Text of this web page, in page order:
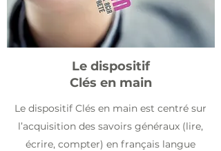
Le dispositif
Clés en main
Le dispositif Clés en main est centré sur
l’acquisition des savoirs généraux (lire,
écrire, compter) en français langue